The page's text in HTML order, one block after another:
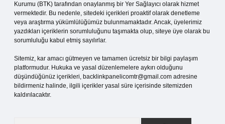
Kurumu (BTK) tarafından onaylanmış bir Yer Sağlayıcı olarak hizmet
vermektedir. Bu nedenle, sitedeki içerikleri proaktif olarak denetleme
veya araştırma yükümlülüğümüz bulunmamaktadır. Ancak, üyelerimiz
yazdıkları içeriklerin sorumluluğunu taşımakta olup, siteye üye olarak bu
sorumluluğu kabul etmiş sayılırlar.
Sitemiz, kar amacı gütmeyen ve tamamen ücretsiz bir bilgi paylaşım
platformudur. Hukuka ve yasal düzenlemelere aykırı olduğunu
düşündüğünüz içerikleri, backlinkpanelicomtr@gmail.com adresine
bildirmeniz halinde, ilgili içerikler yasal süre içerisinde sitemizden
kaldırılacaktır.